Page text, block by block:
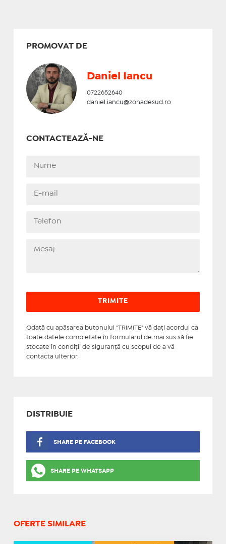
PROMOVAT DE
Daniel Iancu
0722652640
daniel.iancu@zonadesud.ro
CONTACTEAZĂ-NE
Odată cu apăsarea butonului "TRIMITE" vă daţi acordul ca
toate datele completate în formularul de mai sus să fie
stocate în condiţii de siguranţă cu scopul de a vă
contacta ulterior.
DISTRIBUIE
SHARE PE FACEBOOK
SHARE PE WHATSAPP
OFERTE SIMILARE